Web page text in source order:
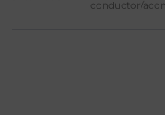
conductor/